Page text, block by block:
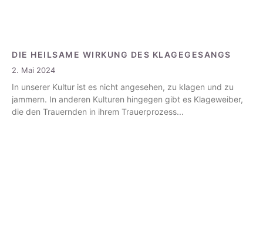
DIE HEILSAME WIRKUNG DES KLAGEGESANGS
2. Mai 2024
In unserer Kultur ist es nicht angesehen, zu klagen und zu
jammern. In anderen Kulturen hingegen gibt es Klageweiber,
die den Trauernden in ihrem Trauerprozess